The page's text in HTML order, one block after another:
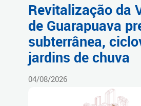
Revitalização da
de Guarapuava
subterrânea,
jardins de chuva
04/08/2026